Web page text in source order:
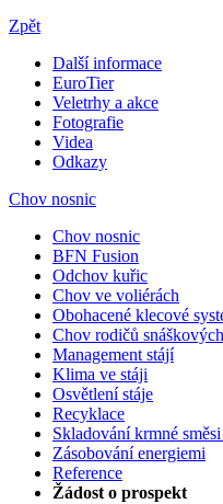
Zpět
Další informace
EuroTier
Veletrhy a akce
Fotografie
Videa
Odkazy
Chov nosnic
Chov nosnic
BFN Fusion
Odchov kuřic
Chov ve voliérách
Obohacené klecové
Chov rodičů
Management stájí
Klima ve stáji
Osvětlení stáje
Recyklace
Skladování krmné
Zásobování energiemi
Reference
Žádost o prospekt